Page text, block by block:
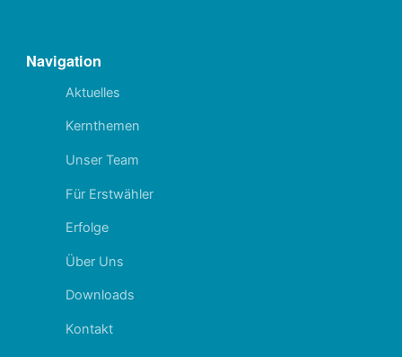
Navigation
Aktuelles
Kernthemen
Unser Team
Für Erstwähler
Erfolge
Über Uns
Downloads
Kontakt